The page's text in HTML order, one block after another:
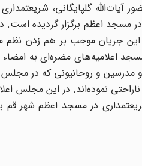
آیات‌‌الله گلپایگانى،
مسجد اعظم برگزار گردیده
این جریان موجب بر هم زدن
اعلامیه‌‌هاى مضره‌اى به امضاء
و روحانیونى که در مجلس
در مسجد اعظم شهر